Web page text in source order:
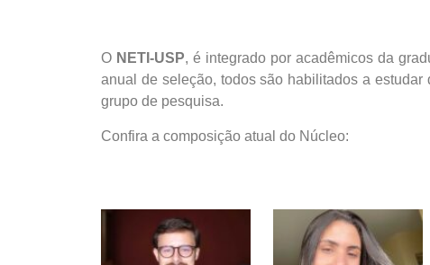
O NETI-USP, é integrado por acadêmicos da
anual de seleção, todos são habilitados a
grupo de pesquisa.
Confira a composição atual do Núcleo: